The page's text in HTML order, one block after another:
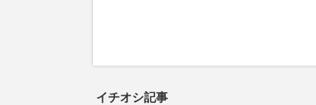
イチオシ記事